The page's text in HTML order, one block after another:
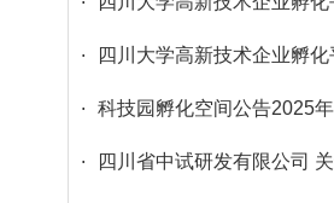
四川大学高新技术企业孵化平
科技园孵化空间公告2025年
四川省中试研发有限公司 关于征集四川省